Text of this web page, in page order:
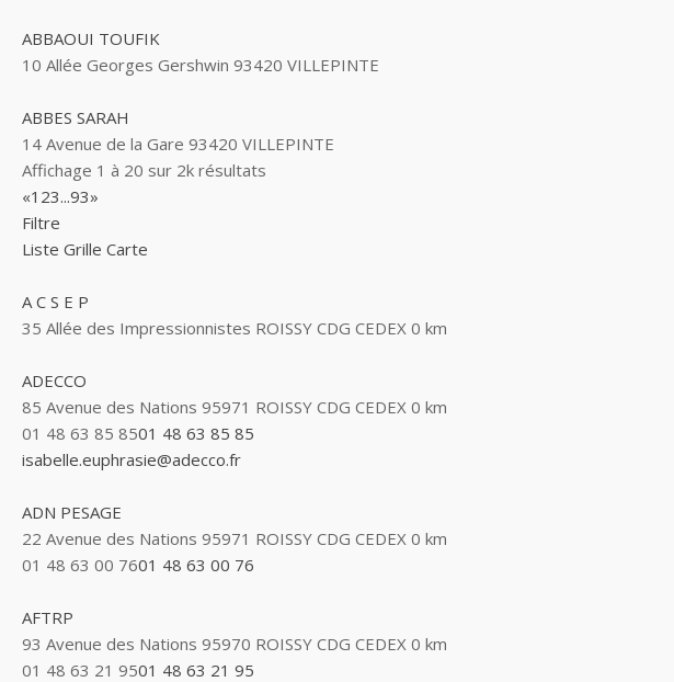
ABBAOUI TOUFIK
10 Allée Georges Gershwin 93420 VILLEPINTE
ABBES SARAH
14 Avenue de la Gare 93420 VILLEPINTE
Affichage 1 à 20 sur 2k résultats
«1 23...93»
Filtre
Liste Grille Carte
A C S E P
35 Allée des Impressionnistes ROISSY CDG CEDEX 0 km
ADECCO
85 Avenue des Nations 95971 ROISSY CDG CEDEX 0 km
01 48 63 85 8501 48 63 85 85
isabelle.euphrasie@adecco.fr
ADN PESAGE
22 Avenue des Nations 95971 ROISSY CDG CEDEX 0 km
01 48 63 00 7601 48 63 00 76
AFTRP
93 Avenue des Nations 95970 ROISSY CDG CEDEX 0 km
01 48 63 21 9501 48 63 21 95